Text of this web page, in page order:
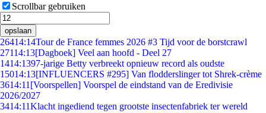
Scrollbar gebruiken
opslaan
26414:14Tour de France femmes 2026 #3 Tijd voor de borstcrawl
27114:13[Dagboek] Veel aan hoofd - Deel 27
1414:1397-jarige Betty verbreekt opnieuw record als oudste
15014:13[INFLUENCERS #295] Van flodderslinger tot Shrek-crème
3614:11 [Voorspellen] Voorspel de eindstand van de Eredivisie
2026/2027
3414:11Klacht ingediend tegen grootste insectenfabriek ter wereld